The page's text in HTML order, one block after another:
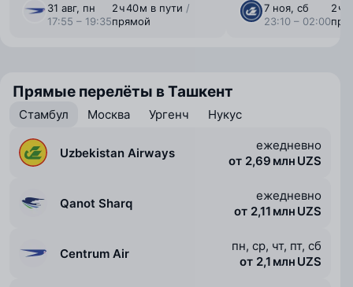
31 авг, пн
17:55 – 19:35
2 ⁠ч 40 ⁠м в пути /
прямой
7 ноя, сб
23:10 – 02:00
2 ⁠ч
Прямые перелёты в Ташкент
Стамбул Москва Ургенч Нукус
Uzbekistan Airways
ежедневно
от 2,69 млн UZS
Qanot Sharq
ежедневно
от 2,11 млн UZS
Centrum Air
пн, ср, чт, пт, сб
от 2,1 млн UZS